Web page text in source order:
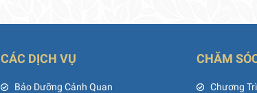
CÁC DỊCH VỤ
Bảo Dưỡng Cảnh Quan
CHĂM
Chương